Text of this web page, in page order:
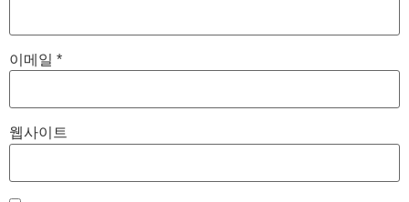
이메일 *
웹사이트